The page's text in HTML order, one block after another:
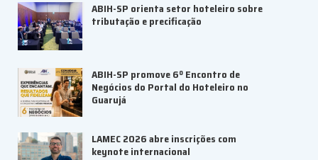
ABIH-SP orienta setor hoteleiro sobre
tributação e precificação
ABIH-SP promove 6º Encontro de
Negócios do Portal do Hoteleiro no
Guarujá
LAMEC 2026 abre inscrições com
keynote internacional